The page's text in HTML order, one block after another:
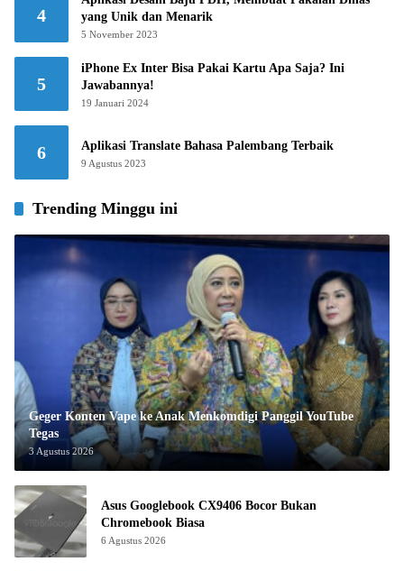
4
yang Unik dan Menarik
5 November 2023
5
iPhone Ex Inter Bisa Pakai Kartu Apa Saja? Ini
Jawabannya!
19 Januari 2024
6 Aplikasi Translate Bahasa Palembang Terbaik
9 Agustus 2023
Trending Minggu ini
Geger Konten Vape ke Anak Menkomdigi Panggil YouTube
Tegas
3 Agustus 2026
Asus Googlebook CX9406 Bocor Bukan
Chromebook Biasa
6 Agustus 2026